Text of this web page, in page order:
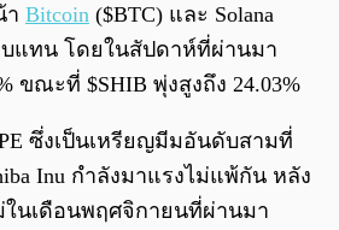
า Bitcoin ($BTC) และ Solana
แทน โดยในสัปดาห์ที่ผ่านมา
ขณะที่ $SHIB พุ่งสูงถึง 24.03%
ซึ่งเป็นเหรียญมีมอันดับสามที่
Inu กำลังมาแรงไม่แพ้กัน หลัง
นเดือนพฤศจิกายนที่ผ่านมา